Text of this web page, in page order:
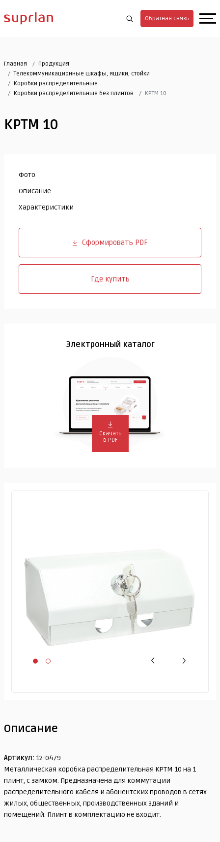
Обратная связь
Главная
Продукция
Телекоммуникационные шкафы, ящики, стойки
Коробки распределительные
Коробки распределительные без плинтов
КРТМ 10
КРТМ 10
Описание
Артикул: 12-0479
Металлическая коробка распределительная КРТМ 10 на 1
плинт, с замком. Предназначена для коммутации
распределительного кабеля и абонентских проводов в сетях
жилых, общественных, производственных зданий и
помещений. Плинт в комплектацию не входит.
Фото
Описание
Характеристики
Сформировать PDF
Где купить
Электронный каталог
Скачать
в PDF